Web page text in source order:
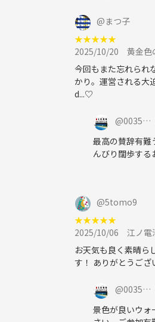
@まつ子
★★★★★
2025/10/20
黄金
今回もまた忘れられ
かり。運営される
d...♡
@0035…
最高の賛辞有
んびり闊歩する
@5tomo9
★★★★★
2025/10/06
江ノ電
お天気も良く素晴ら
す！ ありがとうご
@0035…
景色が良いウォ